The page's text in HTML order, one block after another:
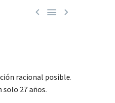
  
racional posible.
27 años.